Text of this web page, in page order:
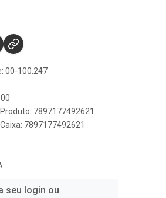
00-100.247
7897177492621
7897177492621
seu login ou